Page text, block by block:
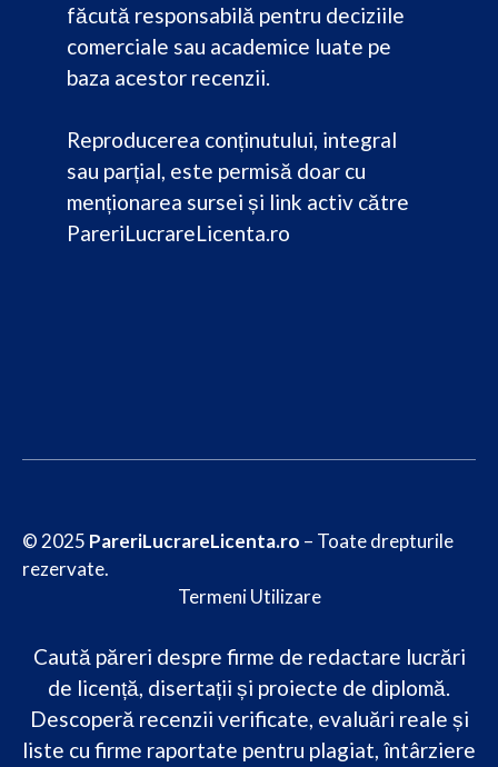
făcută responsabilă pentru deciziile
comerciale sau academice luate pe
baza acestor recenzii.
Reproducerea conținutului, integral
sau parțial, este permisă doar cu
menționarea sursei și link activ către
PareriLucrareLicenta.ro
© 2025 PareriLucrareLicenta.ro – Toate drepturile
rezervate.
Termeni Utilizare
Caută păreri despre firme de redactare lucrări
de licență, disertații și proiecte de diplomă.
Descoperă recenzii verificate, evaluări reale și
liste cu firme raportate pentru plagiat, întârziere